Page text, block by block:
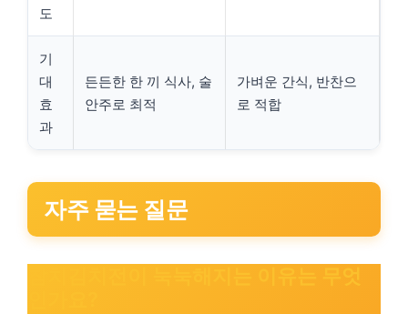
도
기
대
효
과
든든한 한 끼 식사, 술
안주로 최적
가벼운 간식, 반찬으
로 적합
자주 묻는 질문